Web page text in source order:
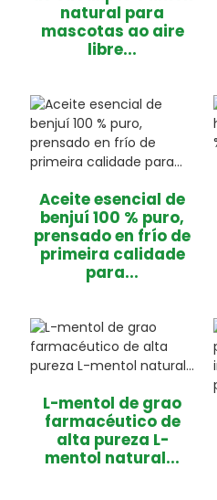
natural para
mascotas ao aire
libre...
Aceite esencial de
benjuí 100 % puro,
prensado en frío de
primeira calidade
para...
L-mentol de grao
farmacéutico de
alta pureza L-
mentol natural...